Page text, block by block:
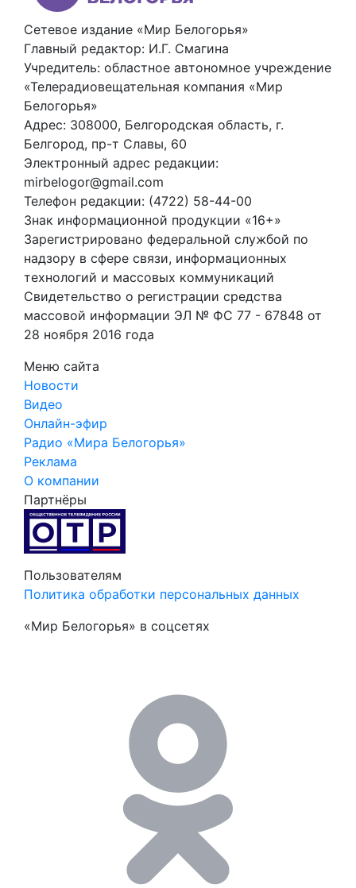
Сетевое издание «Мир Белогорья»
Главный редактор: И.Г. Смагина
Учредитель: областное автономное учреждение
«Телерадиовещательная компания «Мир
Белогорья»
Адрес: 308000, Белгородская область, г.
Белгород, пр-т Славы, 60
Электронный адрес редакции:
mirbelogor@gmail.com
Телефон редакции: (4722) 58-44-00
Знак информационной продукции «16+»
Зарегистрировано федеральной службой по
надзору в сфере связи, информационных
технологий и массовых коммуникаций
Свидетельство о регистрации средства
массовой информации ЭЛ № ФС 77 - 67848 от
28 ноября 2016 года
Меню сайта
Новости
Видео
Онлайн-эфир
Радио «Мира Белогорья»
Реклама
О компании
Партнёры
Пользователям
Политика обработки персональных данных
«Мир Белогорья» в соцсетях